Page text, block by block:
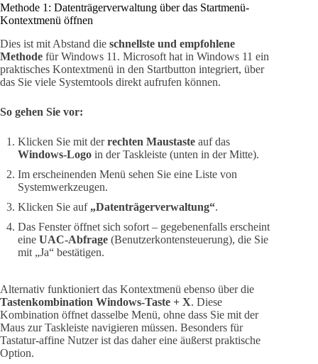
Methode 1: Datenträgerverwaltung über das Startmenü-
Kontextmenü öffnen
Dies ist mit Abstand die schnellste und empfohlene
Methode für Windows 11. Microsoft hat in Windows 11 ein
praktisches Kontextmenü in den Startbutton integriert, über
das Sie viele Systemtools direkt aufrufen können.
So gehen Sie vor:
Klicken Sie mit derrechten Maustaste auf das
Windows-Logo in der Taskleiste (unten in der Mitte).
Im erscheinenden Menü sehen Sie eine Liste von
Systemwerkzeugen.
Klicken Sie auf „Datenträgerverwaltung“.
Das Fenster öffnet sich sofort – gegebenenfalls erscheint
eine UAC-Abfrage (Benutzerkontensteuerung), die Sie
mit „Ja“ bestätigen.
Alternativ funktioniert das Kontextmenü ebenso über die
Tastenkombination Windows-Taste + X. Diese
Kombination öffnet dasselbe Menü, ohne dass Sie mit der
Maus zur Taskleiste navigieren müssen. Besonders für
Tastatur-affine Nutzer ist das daher eine äußerst praktische
Option.